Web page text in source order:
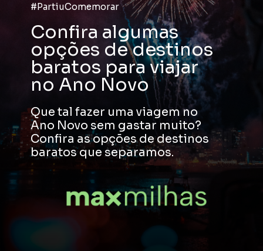
Confira algumas
opções de destinos
baratos para viajar
no Ano Novo
#PartiuComemorar
Que tal fazer uma viagem no
Ano Novo sem gastar muito?
Confira as opções de destinos
baratos que separamos.